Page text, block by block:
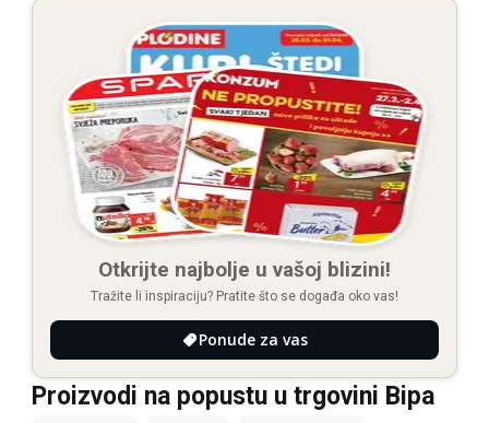
Otkrijte najbolje u vašoj blizini!
Tražite li inspiraciju? Pratite što se događa oko vas!
Ponude za vas
Proizvodi na popustu u trgovini Bipa